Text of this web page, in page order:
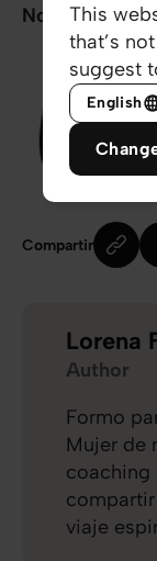
No lo olvides
Compartir
Lorena
Author
Formo
Mujer de
coaching
viaje
This
that’s
suggest
English